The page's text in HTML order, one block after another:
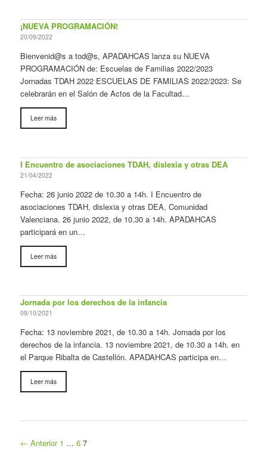
¡NUEVA PROGRAMACIÓN!
20/09/2022
Bienvenid@s a tod@s, APADAHCAS lanza su NUEVA
PROGRAMACIÓN de: Escuelas de Familias 2022/2023
Jornadas TDAH 2022 ESCUELAS DE FAMILIAS 2022/2023: Se
celebrarán en el Salón de Actos de la Facultad…
Leer más
I Encuentro de asociaciones TDAH, dislexia y otras DEA
21/04/2022
Fecha: 26 junio 2022 de 10.30 a 14h. I Encuentro de
asociaciones TDAH, dislexia y otras DEA, Comunidad
Valenciana. 26 junio 2022, de 10.30 a 14h. APADAHCAS
participará en un…
Leer más
Jornada por los derechos de la infancia
09/10/2021
Fecha: 13 noviembre 2021, de 10.30 a 14h. Jornada por los
derechos de la infancia. 13 noviembre 2021, de 10.30 a 14h. en
el Parque Ribalta de Castellón. APADAHCAS participa en…
Leer más
← Anterior 1 … 6 7